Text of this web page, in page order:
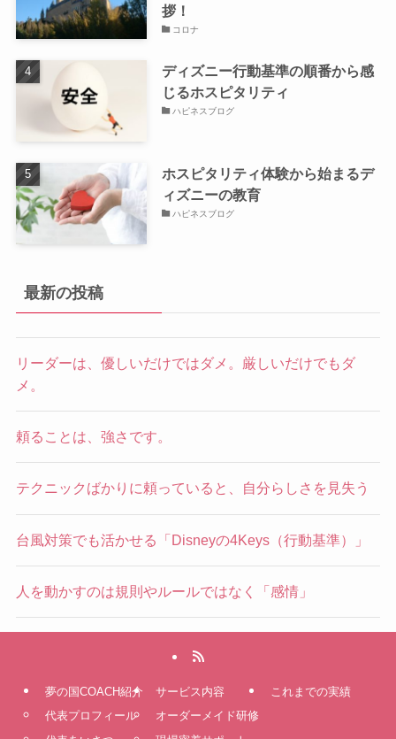
拶！
コロナ
ディズニー行動基準の順番から感
じるホスピタリティ
ハピネスブログ
ホスピタリティ体験から始まるデ
ィズニーの教育
ハピネスブログ
最新の投稿
リーダーは、優しいだけではダメ。厳しいだけでもダ
メ。
頼ることは、強さです。
テクニックばかりに頼っていると、自分らしさを見失う
台風対策でも活かせる「Disneyの4Keys（行動基準）」
人を動かすのは規則やルールではなく「感情」
夢の国COACH紹介
代表プロフィール
サービス内容
オーダーメイド研修
これまでの実績